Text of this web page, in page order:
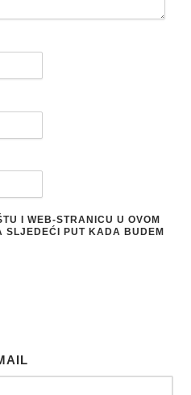
I WEB-STRANICU U OVOM
SLJEDEĆI PUT KADA BUDEM